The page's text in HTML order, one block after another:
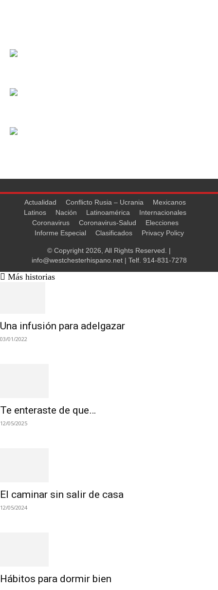
Actualidad Conflicto Rusia – Ucrania
Mexicanos
Latinos
Nación Latinoamérica
Internacionales
Coronavirus
Coronavirus-Salud
Elecciones
Informe Especial
Clasificados Privacy Policy
© Copyright 2026, All Rights Reserved. |
info@westchesterhispano.net| Telf. 914-831-7278
Más historias
Una infusión para adelgazar
03/01/2022
Te enteraste de que…
12/05/2025
El caminar sin salir de casa
12/05/2024
Hábitos para dormir bien